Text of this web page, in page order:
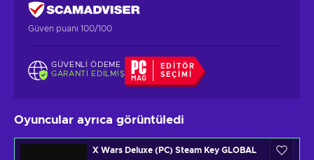
Güven puanı 100/100
GÜVENLI ÖDEME
GARANTI EDILMIŞ
EDITÖR
SEÇIMI
Oyuncular ayrıca görüntüledi
X Wars Deluxe (PC) Steam Key GLOBAL